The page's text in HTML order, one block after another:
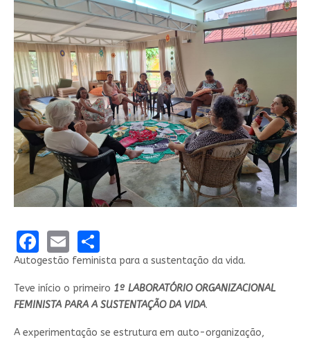
Facebook
EmailShare
Autogestão feminista para a sustentação da vida.
Teve início o primeiro 1º LABORATÓRIO ORGANIZACIONAL
FEMINISTA PARA A SUSTENTAÇÃO DA VIDA.
A experimentação se estrutura em auto-organização,